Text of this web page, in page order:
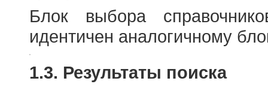
Блок выбора
идентичен аналогичному
1.3. Результаты поиска